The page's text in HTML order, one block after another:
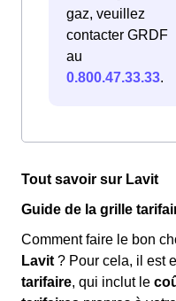
gaz, veuillez
contacter GRDF
au
0.800.47.33.33.
Tout savoir sur Lavit
Guide de la grille
Comment faire le bon
Lavit ? Pour cela, il est
tarifaire, qui inclut le